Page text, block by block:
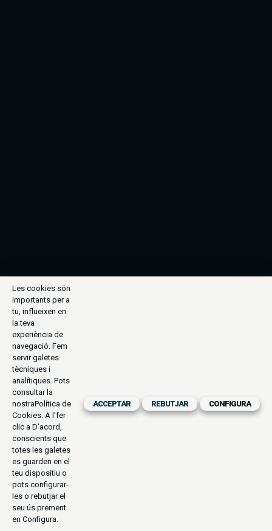
Les cookies són
importants per a
tu, influeixen en
la teva
experiència de
navegació. Fem
servir galetes
tècniques i
analítiques. Pots
consultar la
nostraPolítica de
Cookies. A l'fer
clic a D'acord,
conscients que
totes les galetes
es guarden en el
teu dispositiu o
pots configurar-
les o rebutjar el
seu ús prement
en Configura.
ACCEPTAR REBUTJAR CONFIGURA